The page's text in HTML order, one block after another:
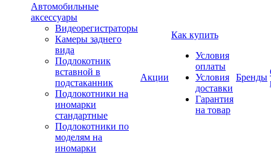
Автомобильные
аксессуары
Видеорегистраторы
Камеры заднего
вида
Подлокотник
вставной в
подстаканник
Подлокотники на
иномарки
стандартные
Подлокотники по
моделям на
иномарки
Акции
Как купить
Условия
оплаты
Условия
доставки
Гарантия
на товар
Бренды